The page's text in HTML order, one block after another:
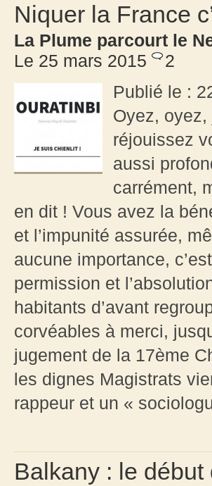
Niquer la France
La Plume parcourt le
Le 25 mars 2015
2
Publié le :
Oyez,
réjouissez
aussi
carrément,
en dit ! Vous avez la
et l’impunité assurée,
aucune importance,
permission et
habitants d’avant
corvéables à merci,
jugement de la 17ème
les dignes Magistrats
rappeur et un «
Balkany : le